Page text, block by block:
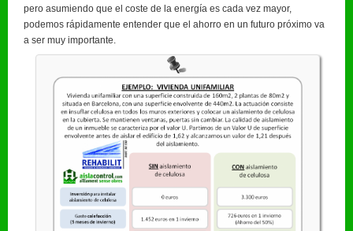
pero asumiendo que el coste de la energía es cada vez mayor,
podemos rápidamente entender que el ahorro en un futuro próximo va
a ser muy importante.